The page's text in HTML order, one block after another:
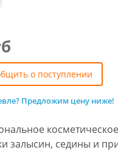
о поступлении
Предложим цену ниже!
залысин, седины и